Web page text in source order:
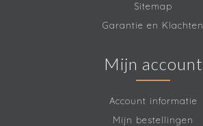
Sitemap
Garantie en Klachten
Mijn account
Account informatie
Mijn bestellingen